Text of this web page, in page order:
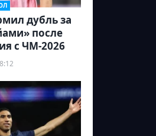
дубль за
после
с ЧМ-2026